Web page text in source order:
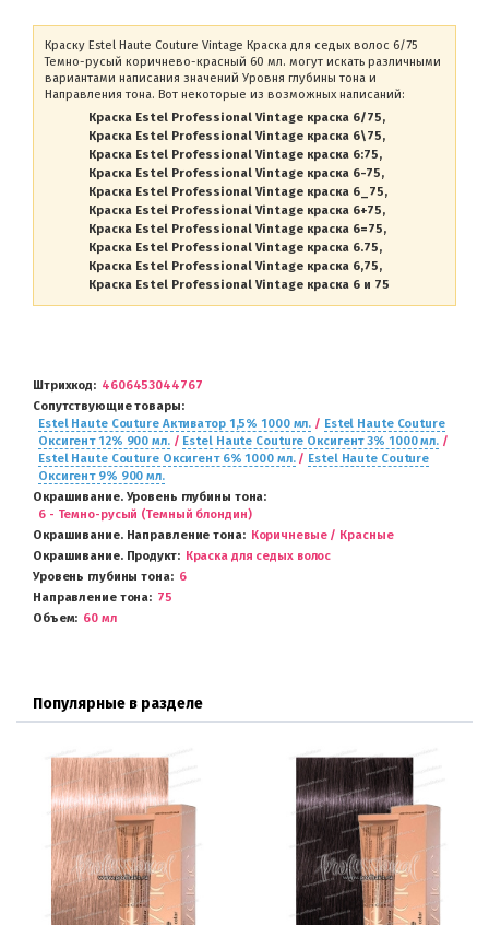
Краску Estel Haute Couture Vintage Краска для седых волос 6/75
Темно-русый коричнево-красный 60 мл. могут искать различными
вариантами написания значений Уровня глубины тона и
Направления тона. Вот некоторые из возможных написаний:
Краска Estel Professional Vintage краска 6/75
Краска Estel Professional Vintage краска 6\75
Краска Estel Professional Vintage краска 6:75
Краска Estel Professional Vintage краска 6-75
Краска Estel Professional Vintage краска 6_75
Краска Estel Professional Vintage краска 6+75
Краска Estel Professional Vintage краска 6=75
Краска Estel Professional Vintage краска 6.75
Краска Estel Professional Vintage краска 6,75
Краска Estel Professional Vintage краска 6 и 75
Штрихкод
4606453044767
Сопутствующие товары
Estel Haute Couture Активатор 1,5% 1000 мл. / Estel Haute Couture
Оксигент 12% 900 мл./ Estel Haute Couture Оксигент 3% 1000 мл./
Estel Haute Couture Оксигент 6% 1000 мл./ Estel Haute Couture
Оксигент 9% 900 мл.
Окрашивание. Уровень глубины тона
6 - Темно-русый (Темный блондин)
Окрашивание. Направление тона
Коричневые / Красные
Окрашивание. Продукт
Краска для седых волос
Уровень глубины тона
6
Направление тона
75
Объем
60 мл
Популярные в разделе